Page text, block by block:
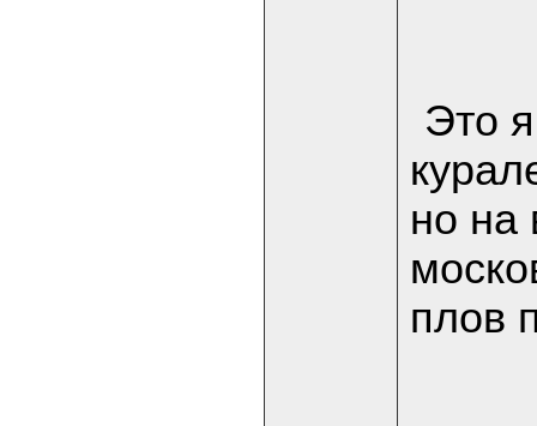
Это
но на
плов